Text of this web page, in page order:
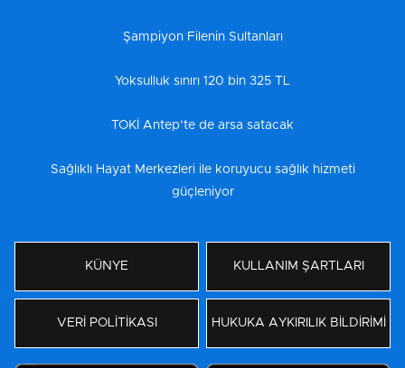
Şampiyon Filenin Sultanları
Yoksulluk sınırı 120 bin 325 TL
TOKİ Antep’te de arsa satacak
Sağlıklı Hayat Merkezleri ile koruyucu sağlık hizmeti
güçleniyor
KÜNYE KULLANIM ŞARTLARI
VERİ POLİTİKASI HUKUKA AYKIRILIK BİLDİRİMİ